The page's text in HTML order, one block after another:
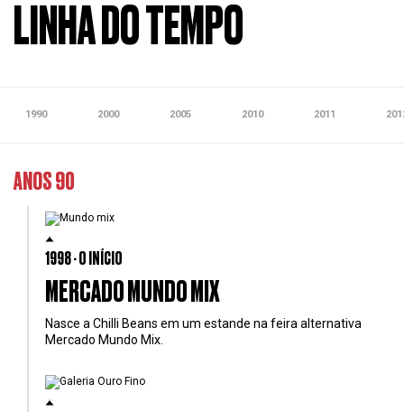
LINHA DO TEMPO
1990 2000 2005 2010 2011
ANOS 90
1998 - O INÍCIO
MERCADO MUNDO MIX
Nasce a Chilli Beans em um estande na feira alternativa
Mercado Mundo Mix.